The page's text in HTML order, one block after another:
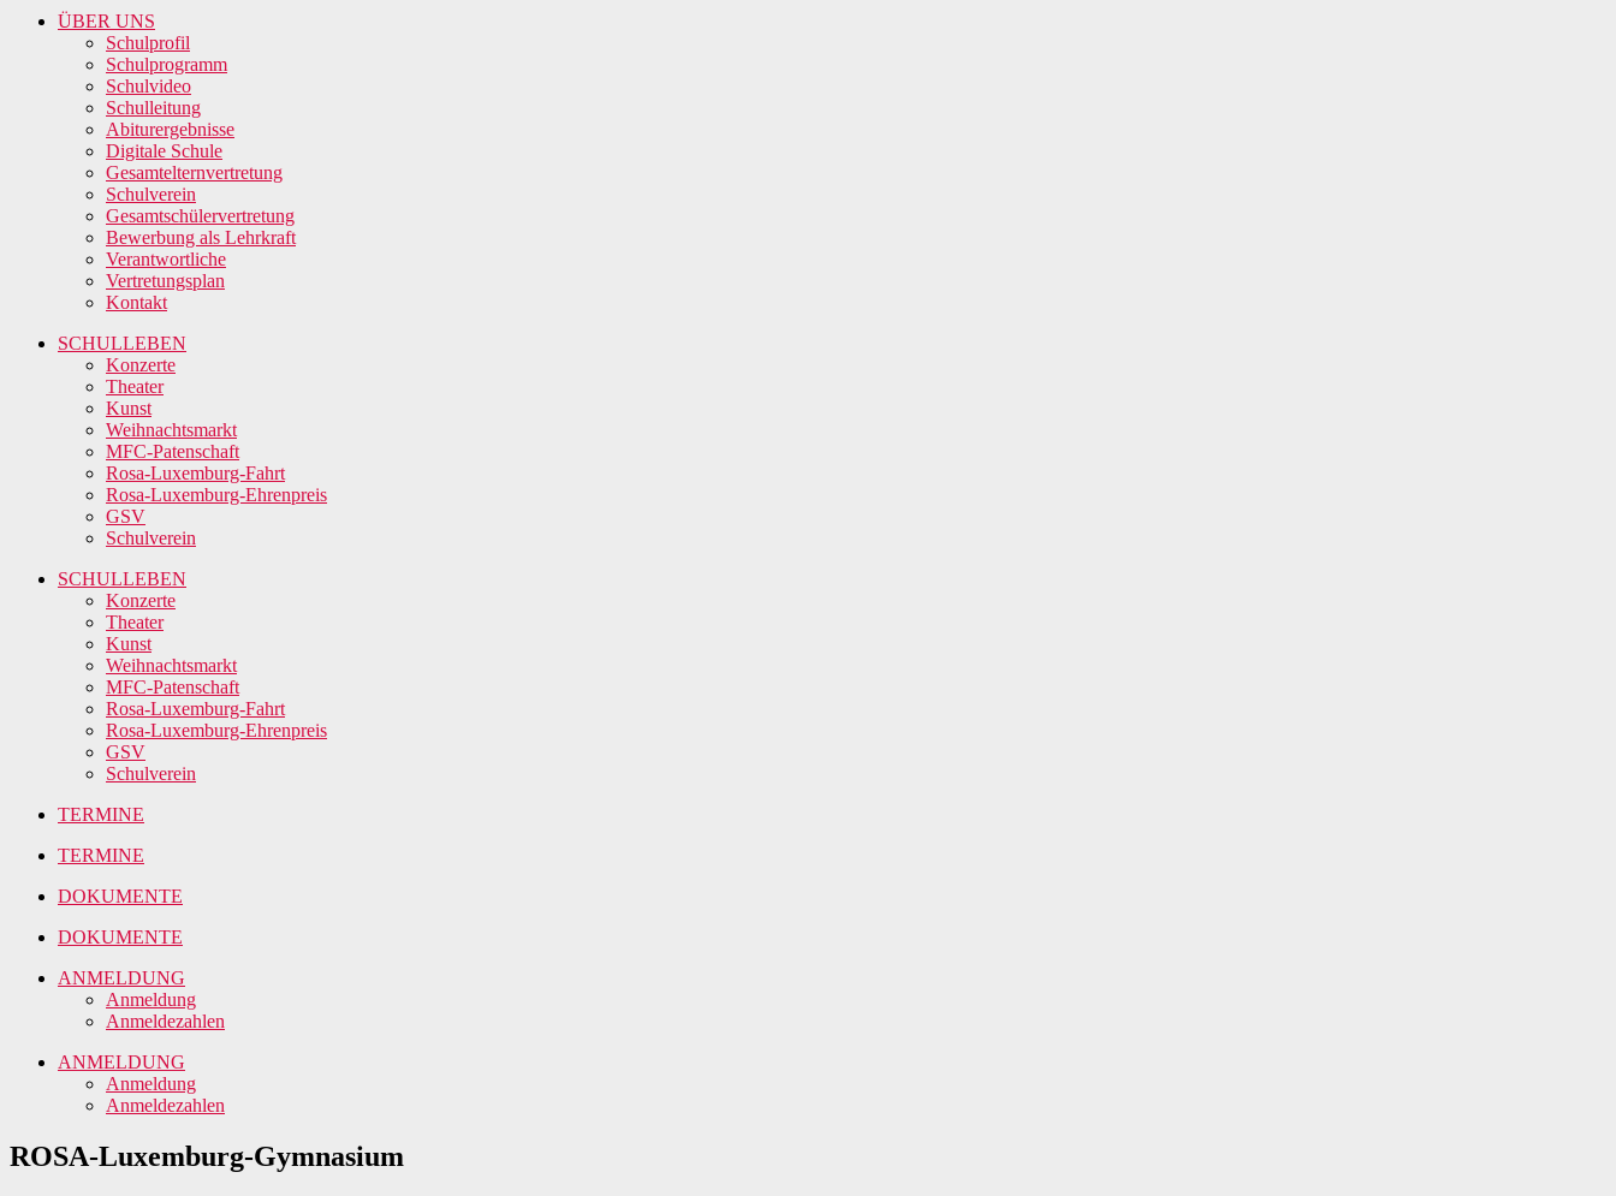
ÜBER UNS
Schulprofil
Schulprogramm
Schulvideo
Schulleitung
Abiturergebnisse
Digitale Schule
Gesamtelternvertretung
Schulverein
Gesamtschülervertretung
Bewerbung als Lehrkraft
Verantwortliche
Vertretungsplan
Kontakt
SCHULLEBEN
Konzerte
Theater
Kunst
Weihnachtsmarkt
MFC-Patenschaft
Rosa-Luxemburg-Fahrt
Rosa-Luxemburg-Ehrenpreis
GSV
Schulverein
SCHULLEBEN
Konzerte
Theater
Kunst
Weihnachtsmarkt
MFC-Patenschaft
Rosa-Luxemburg-Fahrt
Rosa-Luxemburg-Ehrenpreis
GSV
Schulverein
TERMINE
TERMINE
DOKUMENTE
DOKUMENTE
ANMELDUNG
Anmeldung
Anmeldezahlen
ANMELDUNG
Anmeldung
Anmeldezahlen
ROSA-Luxemburg-Gymnasium